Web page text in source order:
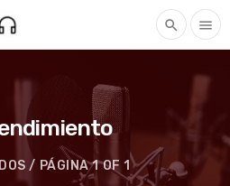
search menu
/ PÁGINA 1 OF 1